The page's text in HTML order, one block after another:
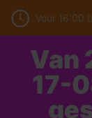
Voor 16:00
Van
17-